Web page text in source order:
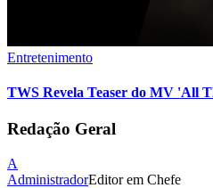
Entretenimento
TWS Revela Teaser do MV 'All
Redação Geral
A
AdministradorEditor em Chefe